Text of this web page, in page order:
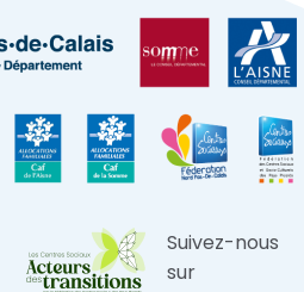
Suivez-nous
sur